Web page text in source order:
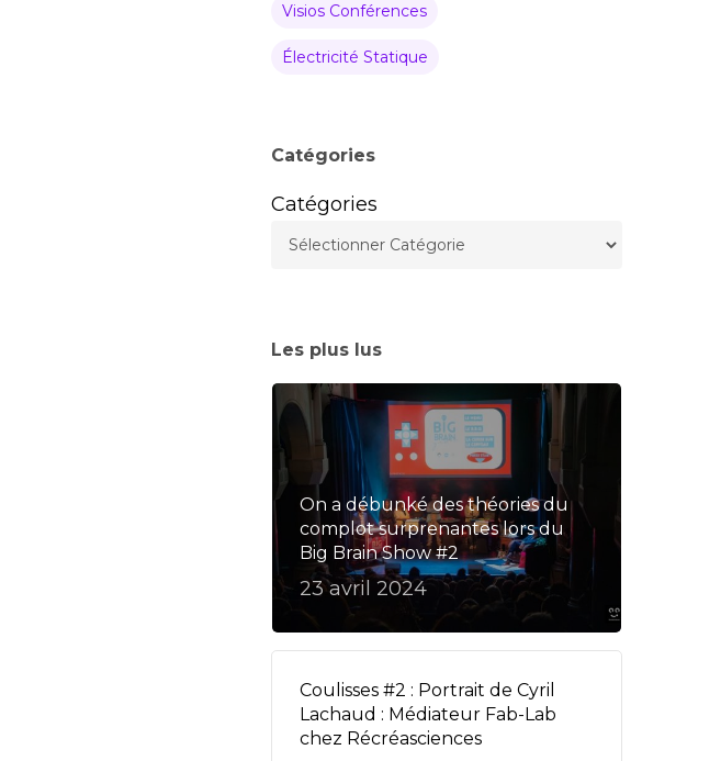
Visios Conférences
Électricité Statique
Catégories
Catégories
Les plus lus
On a débunké des théories du
complot surprenantes lors du
Big Brain Show #2
23 avril 2024
Coulisses #2 : Portrait de Cyril
Lachaud : Médiateur Fab-Lab
chez Récréasciences